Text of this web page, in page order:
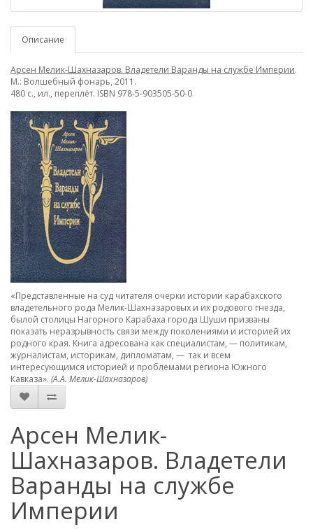
Описание
Арсен Мелик-Шахназаров. Владетели Варанды на службе Империи.
М.: Волшебный фонарь, 2011.
480 с., ил., переплёт. ISBN 978-5-903505-50-0
«Представленные на суд читателя очерки истории карабахского
владетельного рода Мелик-Шахназаровых и их родового гнезда,
былой столицы Нагорного Карабаха города Шуши призваны
показать неразрывность связи между поколениями и историей их
родного края. Книга адресована как специалистам, — политикам,
журналистам, историкам, дипломатам, — так и всем
интересующимся историей и проблемами региона Южного
Кавказа». (А.А. Мелик-Шахназаров)
Арсен Мелик-
Шахназаров. Владетели
Варанды на службе
Империи